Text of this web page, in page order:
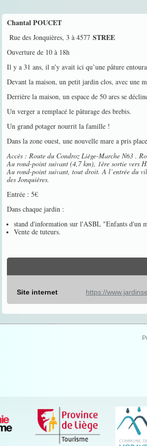
Chantal
Rue des Jonquières, 3 à 4577STREE
Ouverture de 10 à 18h
Il y a 31 ans, il n’y avait ici qu’une pâture
Devant la maison, un petit jardin clos, avec une
Derrière la maison, un espace de 50 ares se
Un verger a remplacé le pâturage des brebis.
Un grand potager nourrit la famille !
Dans la zone ouest, une nouvelle mare a pris
Accès : Route du Condroz Liège-Marche N63 .
Au rond-point suivant (4,7 km), 1ère sortie vers
Au rond-point suivant, tout droit. A l’entrée du
des Jonquières.
Entrée : 5€
Dans chaque jardin :
stand d'information sur l'ASBL "Enfants d'un
Vente de tuteurs.
Site internet https://